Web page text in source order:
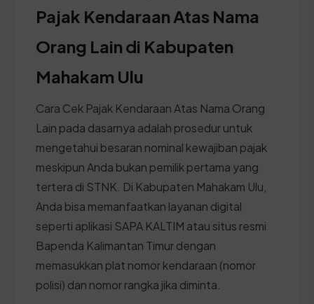
Pajak Kendaraan Atas Nama
Orang Lain di Kabupaten
Mahakam Ulu
Cara Cek Pajak Kendaraan Atas Nama Orang
Lain pada dasarnya adalah prosedur untuk
mengetahui besaran nominal kewajiban pajak
meskipun Anda bukan pemilik pertama yang
tertera di STNK. Di Kabupaten Mahakam Ulu,
Anda bisa memanfaatkan layanan digital
seperti aplikasi SAPA KALTIM atau situs resmi
Bapenda Kalimantan Timur dengan
memasukkan plat nomor kendaraan (nomor
polisi) dan nomor rangka jika diminta.